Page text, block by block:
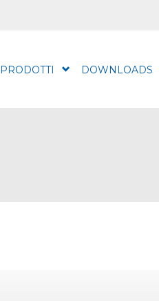
PRODOTTI DOWNLOADS